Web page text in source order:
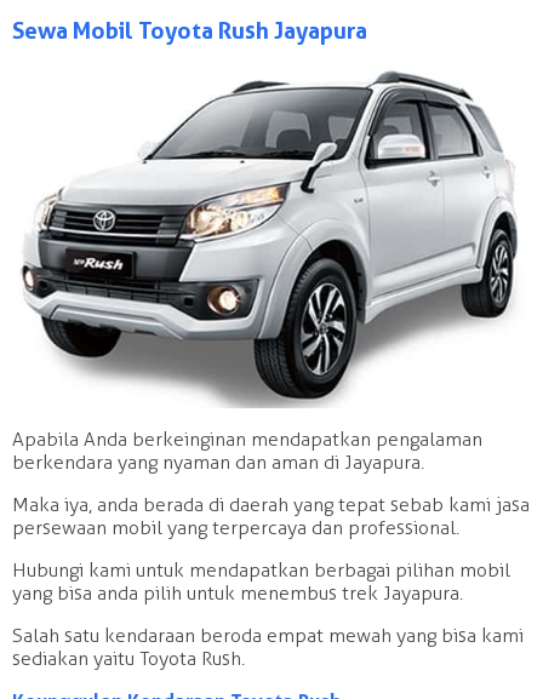
Sewa Mobil Toyota Rush Jayapura
Apabila Anda berkeinginan mendapatkan pengalaman
berkendara yang nyaman dan aman di Jayapura.
Maka iya, anda berada di daerah yang tepat sebab kami jasa
persewaan mobil yang terpercaya dan professional.
Hubungi kami untuk mendapatkan berbagai pilihan mobil
yang bisa anda pilih untuk menembus trek Jayapura.
Salah satu kendaraan beroda empat mewah yang bisa kami
sediakan yaitu Toyota Rush.